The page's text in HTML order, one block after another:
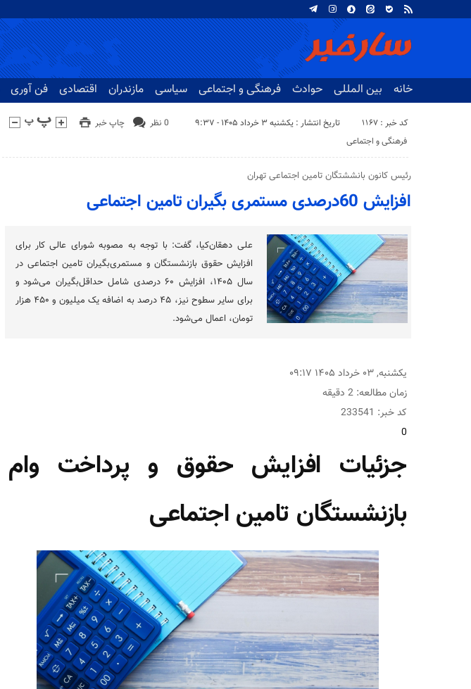
خانه بین المللی حوادث فرهنگی و اجتماعی سیاسی مازندران اقتصادی فن آوری
کد خبر : 1167 تاریخ انتشار : یکشنبه ۳ خرداد ۱۴۰۵ - ۹:۳۷ چاپ خبر
0 نظر
فرهنگی و اجتماعی
رئیس کانون بانششتگان تامین اجتماعی تهران
افزایش 60درصدی مستمری بگیران تامین اجتماعی
علی دهقان‌کیا، گفت: با توجه به مصوبه شورای عالی کار برای
افزایش حقوق بازنشستگان و مستمری‌بگیران تامین اجتماعی در
سال ۱۴۰۵، افزایش ۶۰ درصدی شامل حداقل‌بگیران می‌شود و
برای سایر سطوح نیز، ۴۵ درصد به اضافه یک میلیون و ۴۵۰ هزار
تومان، اعمال می‌شود.
یکشنبه, ۰۳ خرداد ۱۴۰۵ ۰۹:۱۷
زمان مطالعه: 2 دقیقه
کد خبر: 233541
0
جزئیات افزایش حقوق و پرداخت وام
بازنشستگان تامین اجتماعی